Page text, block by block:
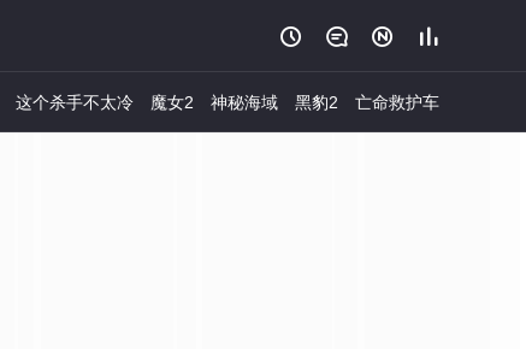
   
这个杀手不太冷 魔女2 神秘海域 黑豹2 亡命救护车